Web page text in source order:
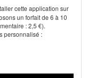
cette application sur
un forfait de 6 à 10
: 2,5 €).
personnalisé :